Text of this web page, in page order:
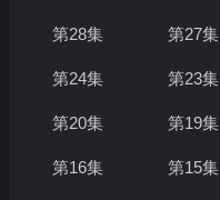
第28集 第27集
第24集 第23集
第20集 第19集
第16集 第15集